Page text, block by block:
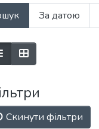
За датою
Скинути фільтри